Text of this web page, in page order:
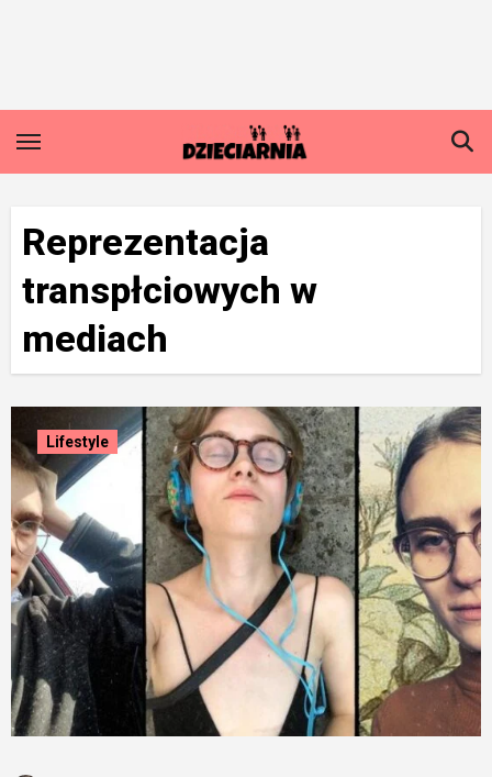
Reprezentacja
transpłciowych w
mediach
Lifestyle